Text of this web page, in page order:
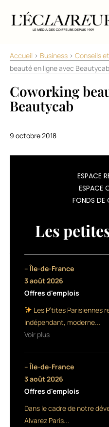
Accueil > Business > Conseils
beauté en ligne avec Beautycab
Coworking
Beautycab
9 octobre 2018
location
fauteuil
prend
essor.
propose
mettre
ESPACE
ESPACE
FONDS DE
Les
– Île-de-France
3 août 2026
Offres d'emplois
Les P’tites Parisiennes
indépendant, moderne...
Voir plus
– Île-de-France
3 août 2026
Offres d'emplois
Dans le cadre de notre
Alvarez Paris...